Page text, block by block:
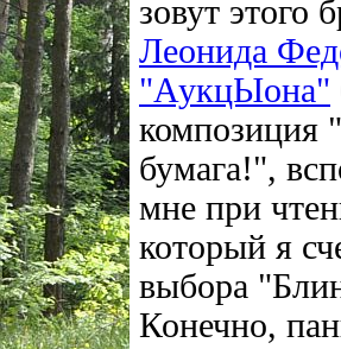
зовут этого
Леонида
"АукцЫона"
композиция
бумага!",
мне при
который я
выбора
Конечно,